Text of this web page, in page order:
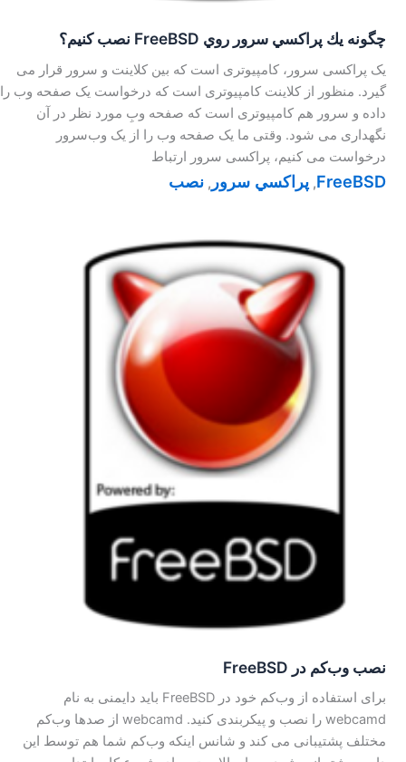
چگونه يك پراكسي سرور روي FreeBSD نصب كنيم؟
یک پراکسی سرور، کامپیوتری است که بین کلاینت و سرور قرار می
گیرد. منظور از کلاینت کامپیوتری است که درخواست یک صفحه وب را
داده و سرور هم کامپیوتری است که صفحه وبِ مورد نظر در آن
نگهداری می شود. وقتی ما یک صفحه وب را از یک وب‌سرور
درخواست می کنیم، پراکسی سرور ارتباط
FreeBSD
, پراكسي سرور , نصب
نصب وب‌کم در FreeBSD
برای استفاده از وب‌کم خود در FreeBSD باید دایمنی به نام
webcamd را نصب و پیکربندی کنید. webcamd از صدها وب‌کم
مختلف پشتیبانی می کند و شانس اینکه وب‌کم شما هم توسط این